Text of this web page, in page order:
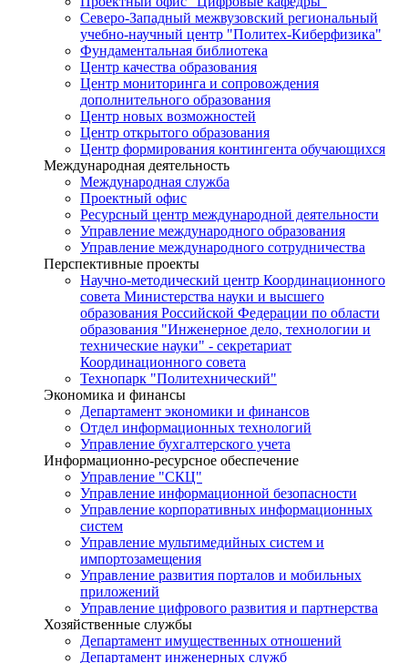
Северо-Западный межвузовский региональный
учебно-научный центр "Политех-Киберфизика"
Фундаментальная библиотека
Центр качества образования
Центр мониторинга и сопровождения
дополнительного образования
Центр новых возможностей
Центр открытого образования
Центр формирования контингента обучающихся
Международная деятельность
Международная служба
Проектный офис
Ресурсный центр международной деятельности
Управление международного образования
Управление международного сотрудничества
Перспективные проекты
Научно-методический центр Координационного
совета Министерства науки и высшего
образования Российской Федерации по области
образования "Инженерное дело, технологии и
технические науки" - секретариат
Координационного совета
Технопарк "Политехнический"
Экономика и финансы
Департамент экономики и финансов
Отдел информационных технологий
Управление бухгалтерского учета
Информационно-ресурсное обеспечение
Управление "СКЦ"
Управление информационной безопасности
Управление корпоративных информационных
систем
Управление мультимедийных систем и
импортозамещения
Управление развития порталов и мобильных
приложений
Управление цифрового развития и партнерства
Хозяйственные службы
Департамент имущественных отношений
Департамент инженерных служб